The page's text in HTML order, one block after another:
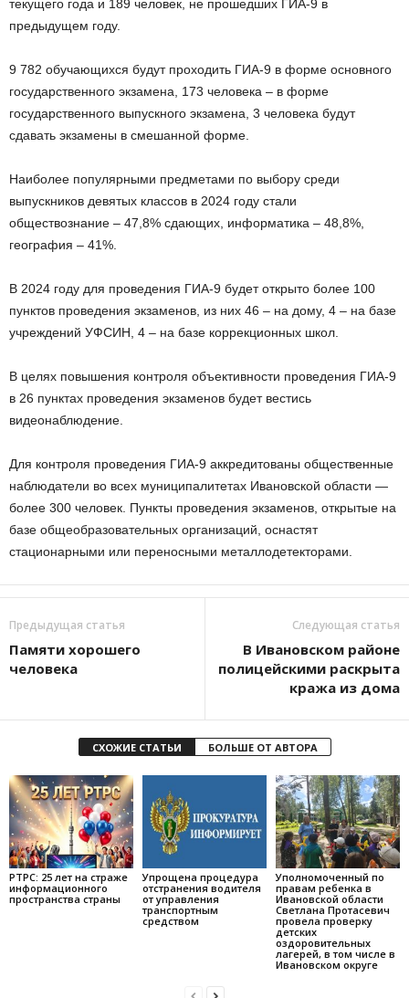
текущего года и 189 человек, не прошедших ГИА-9 в
предыдущем году.
9 782 обучающихся будут проходить ГИА-9 в форме основного
государственного экзамена, 173 человека – в форме
государственного выпускного экзамена, 3 человека будут
сдавать экзамены в смешанной форме.
Наиболее популярными предметами по выбору среди
выпускников девятых классов в 2024 году стали
обществознание – 47,8% сдающих, информатика – 48,8%,
география – 41%.
В 2024 году для проведения ГИА-9 будет открыто более 100
пунктов проведения экзаменов, из них 46 – на дому, 4 – на базе
учреждений УФСИН, 4 – на базе коррекционных школ.
В целях повышения контроля объективности проведения ГИА-9
в 26 пунктах проведения экзаменов будет вестись
видеонаблюдение.
Для контроля проведения ГИА-9 аккредитованы общественные
наблюдатели во всех муниципалитетах Ивановской области —
более 300 человек. Пункты проведения экзаменов, открытые на
базе общеобразовательных организаций, оснастят
стационарными или переносными металлодетекторами.
Предыдущая статья
Памяти хорошего
человека
Следующая статья
В Ивановском районе
полицейскими раскрыта
кража из дома
СХОЖИЕ СТАТЬИ БОЛЬШЕ ОТ АВТОРА
РТРС: 25 лет на страже
информационного
пространства страны
Упрощена процедура
отстранения водителя
от управления
транспортным
средством
Уполномоченный по
правам ребенка в
Ивановской области
Светлана Протасевич
провела проверку
детских
оздоровительных
лагерей, в том числе в
Ивановском округе